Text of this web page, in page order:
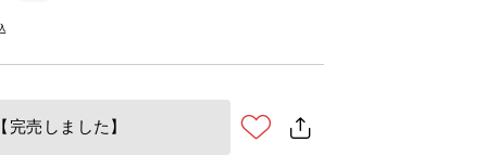
【完売しました】